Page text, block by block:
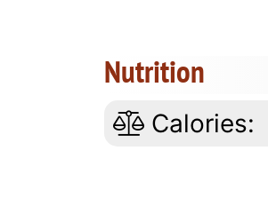
Nutrition
Calories: